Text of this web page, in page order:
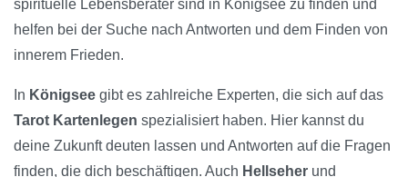
spirituelle Lebensberater sind in Königsee zu finden und
helfen bei der Suche nach Antworten und dem Finden von
innerem Frieden.
In Königsee gibt es zahlreiche Experten, die sich auf das
Tarot Kartenlegen spezialisiert haben. Hier kannst du
deine Zukunft deuten lassen und Antworten auf die Fragen
finden, die dich beschäftigen. Auch Hellseher und